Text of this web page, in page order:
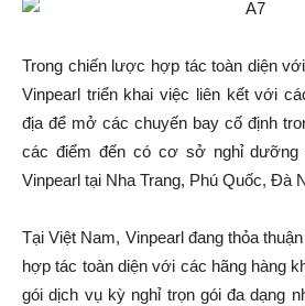
Trong chiến lược hợp tác toàn diện
Vinpearl triển khai việc liên kết với
địa để mở các chuyến bay cố định
các điểm đến có cơ sở nghỉ
Vinpearl tại Nha Trang, Phú Quốc, Đà
Tại Việt Nam, Vinpearl đang thỏa
hợp tác toàn diện với các hãng hàng
gói dịch vụ kỳ nghỉ trọn gói đa dạng